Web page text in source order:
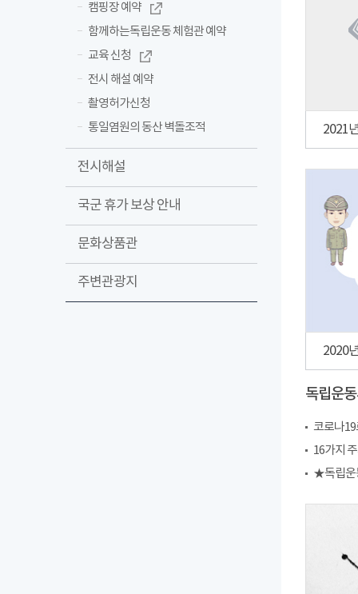
캠핑장 예약
함께하는독립운동 체험관 예약
교육 신청
전시 해설 예약
촬영허가신청
통일염원의 동산 벽돌조적
전시해설
국군 휴가 보상 안내
문화상품관
주변관광지
2021
2020
독립운
코로나19
16가지
★독립운